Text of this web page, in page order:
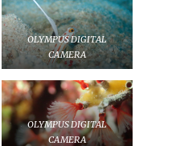
OLYMPUS DIGITAL
CAMERA
OLYMPUS DIGITAL
CAMERA